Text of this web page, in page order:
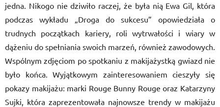
jedna. Nikogo nie dziwiło raczej, że była nią Ewa Gil, która
podczas wykładu „Droga do sukcesu” opowiedziała o
trudnych początkach kariery, roli wytrwałości i wiary w
dążeniu do spełniania swoich marzeń, również zawodowych.
Wspólnym zdjęciom po spotkaniu z makijażystką gwiazd nie
było końca. Wyjątkowym zainteresowaniem cieszyły się
pokazy makijażu: marki Rouge Bunny Rouge oraz Katarzyny
Sujki, która zaprezentowała najnowsze trendy w makijażu